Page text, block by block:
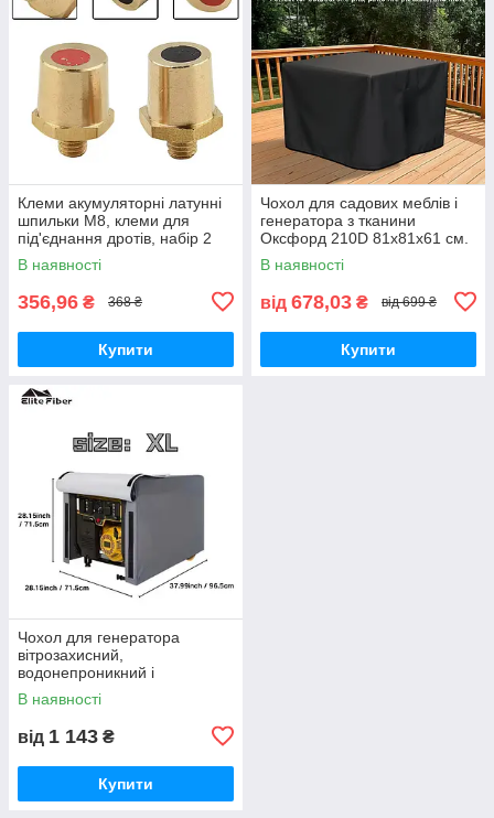
Клеми акумуляторні латунні
шпильки M8, клеми для
під'єднання дротів, набір 2
штуки.
В наявності
356,96 ₴ 368 ₴
Купити
Чохол для садових меблів і
генератора з тканини
Оксфорд 210D 81х81х61 см.
Вєтрозахисний,
водонепроникний і
В наявності
від 678,03 ₴ від 699 ₴
Купити
Чохол для генератора
вітрозахисний,
водонепроникний і
пилонепроникний із тканини
Оксфорд 240D No3G. Gray.
В наявності
від 1 143 ₴
Купити